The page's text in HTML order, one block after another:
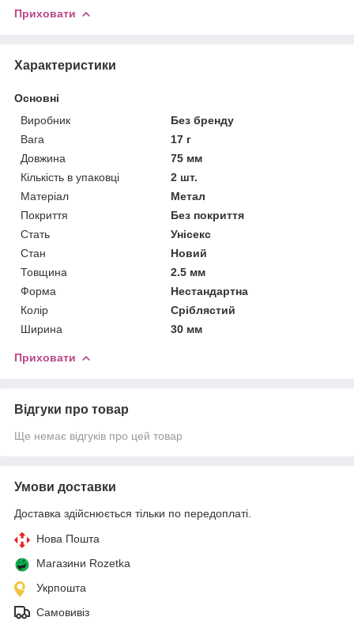
Приховати
Характеристики
Основні
Виробник
Без бренду
Вага
17 г
Довжина
75 мм
Кількість в упаковці
2 шт.
Матеріал
Метал
Покриття
Без покриття
Стать
Унісекс
Стан
Новий
Товщина
2.5 мм
Форма
Нестандартна
Колір
Сріблястий
Ширина
30 мм
Приховати
Відгуки про товар
Ще немає відгуків про цей товар
Умови доставки
Доставка здійснюється тільки по передоплаті.
Нова Пошта
Магазини Rozetka
Укрпошта
Самовивіз